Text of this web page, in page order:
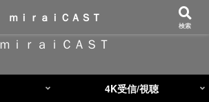
ｍｉｒａｉＣＡＳＴ
4K受信/視聴
ｍｉｒａｉＣＡＳＴ
検索